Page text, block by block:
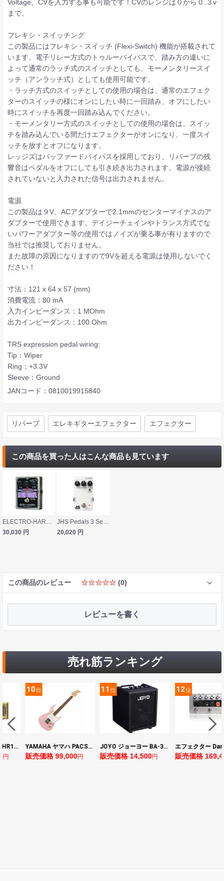
Voltage、CVを入力する事も可能です！CVのレンジは０から０.３v
まで。
フレキシ・スイッチング
この製品にはフレキシ・スイッチ (Flexi-Switch) 機能が搭載されて
います。電子リレー方式のトゥルーバイパスで、踏み方の違いに
よって通常のラッチ式のスイッチとしても、モーメンタリースイ
ッチ（アンラッチ式）としても使用可能です。
・ラッチ方式のスイッチとしての使用の場合は、通常のエフェク
ターのスイッチの様にオンにしたい時に一回踏み、オフにしたい
時にスイッチを再度一回踏み込んでください。
・モーメンタリー方式のスイッチとしての使用の場合は、スイッ
チを踏み込んでいる間だけエフェクターがオンになり、一度スイ
ッチを放すとオフになります。
レッジズはバッファードバイパスを採用しており、リバーブの残
響音はペダルをオフにしても引き続き出力されます。電源が接続
されていないと入力された信号は出力されません。
電源
この製品は９V、ACアダプターで2.1mmのセンターマイナスのア
ダプターで使用できます。デイジーチェインやトランス方式でな
いパワーアダプター等の使用ではノイズが乗る事が有りますので
当社では推奨しておりません。
また故障の原因になりますので9Vを超える電源は使用しないでく
ださい！
寸法：121 x 64 x 57 (mm)
消費電流：80 mA
入力インピーダンス：1 MOhm
出力インピーダンス：100 Ohm
TRS expression pedal wiring:
Tip：Wiper
Ring：+3.3V
Sleeve：Ground
JANコード：0810019915840
リバーブ エレキギターエフェクター エフェクター
この商品を買った人はこんな商品も見ています
ELECTRO-HARMONIX Holy Grail Max エフェクター 正規輸入品
30,030 円
JHS Pedals 3 Series REVERB ギターエフェクター リバーブ
20,020 円
この商品のレビュー ☆☆☆☆☆ (0)
レビューを書く
売れ筋ランキング
YAMAHA ヤマハ PACS+12 ASP Pacifica Standard Plus パシフィカスタンダードプラス エレキギター
円
11位
JOYO ジョーヨー BA-30 VIBE CUBE BLK 30W 小型ベースアンプ Bluetooth+OTGオーディオI/F搭載
販売価格 14,500円
12位
エフェクター Darkglass Electronics Anagram ベースエフェクター プリアンプ ダークグラス アナグラム
販売価格 169,400円
13位
販売価格